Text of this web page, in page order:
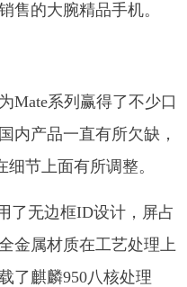
售的大腕精品手机。
Mate系列赢得了不少口
内产品一直有所欠缺，
细节上面有所调整。
了无边框ID设计，屏占
金属材质在工艺处理上
了麒麟950八核处理